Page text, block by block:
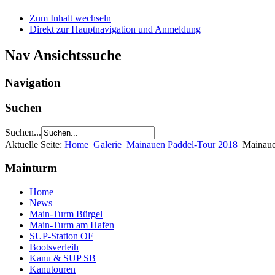
Zum Inhalt wechseln
Direkt zur Hauptnavigation und Anmeldung
Nav Ansichtssuche
Navigation
Suchen
Suchen...
Aktuelle Seite: Home Galerie Mainauen Paddel-Tour 2018
Mainturm
Home
News
Main-Turm Bürgel
Main-Turm am Hafen
SUP-Station OF
Bootsverleih
Kanu & SUP SB
Kanutouren